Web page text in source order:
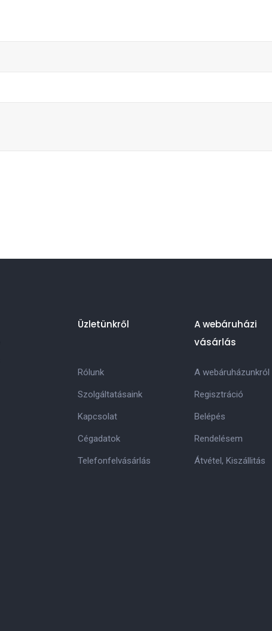
Üzletünkről
Rólunk
Szolgáltatásaink
Kapcsolat
Cégadatok
Telefonfelvásárlás
A webáruházi
vásárlás
A webáruházunkról
Regisztráció
Belépés
Rendelésem
Átvétel, Kiszállitás